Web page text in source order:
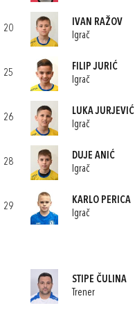
20
IVAN RAŽOV
Igrač
25
FILIP JURIĆ
Igrač
26
LUKA JURJEVIĆ
Igrač
28
DUJE ANIĆ
Igrač
29
KARLO PERICA
Igrač
STIPE ČULINA
Trener